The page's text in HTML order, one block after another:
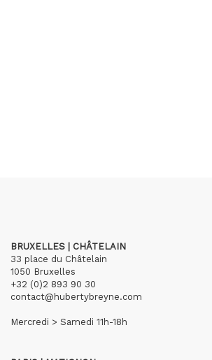
BRUXELLES | CHÂTELAIN
33 place du Châtelain
1050 Bruxelles
+32 (0)2 893 90 30
contact@hubertybreyne.com
Mercredi > Samedi 11h-18h